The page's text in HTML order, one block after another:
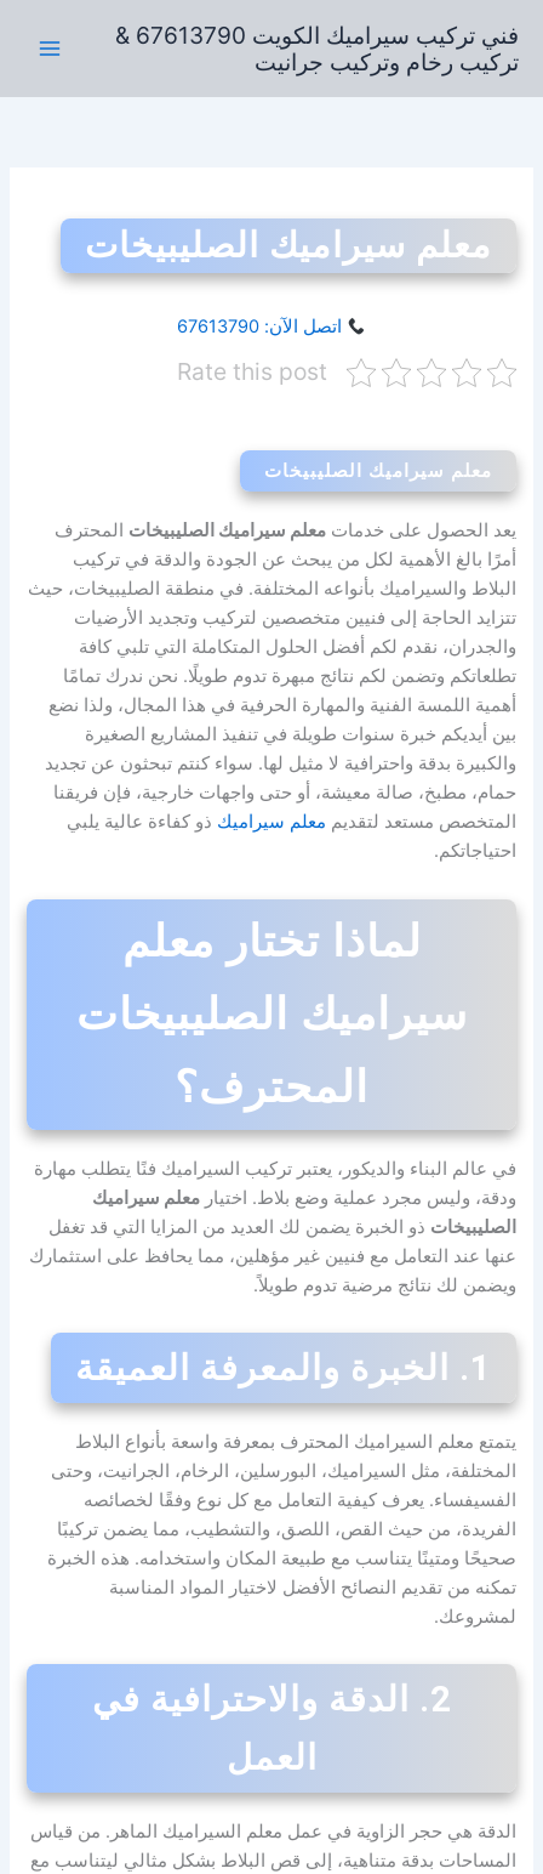
المحتوى
فني تركيب سيراميك الكويت 67613790 &
تركيب رخام وتركيب جرانيت
معلم سيراميك الصليبيخات
اتصل الآن: 67613790
Rate this post
معلم سيراميك الصليبيخات
يعد الحصول على خدماتمعلم سيراميك الصليبيخات المحترف
أمرًا بالغ الأهمية لكل من يبحث عن الجودة والدقة في تركيب
البلاط والسيراميك بأنواعه المختلفة. في منطقة الصليبيخات، حيث
تتزايد الحاجة إلى فنيين متخصصين لتركيب وتجديد الأرضيات
والجدران، نقدم لكم أفضل الحلول المتكاملة التي تلبي كافة
تطلعاتكم وتضمن لكم نتائج مبهرة تدوم طويلًا. نحن ندرك تمامًا
أهمية اللمسة الفنية والمهارة الحرفية في هذا المجال، ولذا نضع
بين أيديكم خبرة سنوات طويلة في تنفيذ المشاريع الصغيرة
والكبيرة بدقة واحترافية لا مثيل لها. سواء كنتم تبحثون عن تجديد
حمام، مطبخ، صالة معيشة، أو حتى واجهات خارجية، فإن فريقنا
المتخصص مستعد لتقديم معلم سيراميك ذو كفاءة عالية يلبي
احتياجاتكم.
لماذا تختار معلم
سيراميك الصليبيخات
المحترف؟
في عالم البناء والديكور، يعتبر تركيب السيراميك فنًا يتطلب مهارة
ودقة، وليس مجرد عملية وضع بلاط. اختيارمعلم سيراميك
الصليبيخات ذو الخبرة يضمن لك العديد من المزايا التي قد تغفل
عنها عند التعامل مع فنيين غير مؤهلين، مما يحافظ على استثمارك
ويضمن لك نتائج مرضية تدوم طويلاً.
1. الخبرة والمعرفة العميقة
يتمتع معلم السيراميك المحترف بمعرفة واسعة بأنواع البلاط
المختلفة، مثل السيراميك، البورسلين، الرخام، الجرانيت، وحتى
الفسيفساء. يعرف كيفية التعامل مع كل نوع وفقًا لخصائصه
الفريدة، من حيث القص، اللصق، والتشطيب، مما يضمن تركيبًا
صحيحًا ومتينًا يتناسب مع طبيعة المكان واستخدامه. هذه الخبرة
تمكنه من تقديم النصائح الأفضل لاختيار المواد المناسبة
لمشروعك.
2. الدقة والاحترافية في
العمل
الدقة هي حجر الزاوية في عمل معلم السيراميك الماهر. من قياس
المساحات بدقة متناهية، إلى قص البلاط بشكل مثالي ليتناسب مع